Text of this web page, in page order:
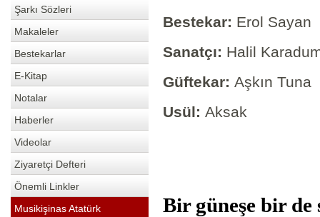
Şarkı Sözleri
Makaleler
Bestekarlar
E-Kitap
Notalar
Haberler
Videolar
Ziyaretçi Defteri
Önemli Linkler
Musikişinas Atatürk
Bestekar: Erol Sayan
Sanatçı: Halil
Güftekar: Aşkın Tuna
Usül: Aksak
Bir güneşe bir